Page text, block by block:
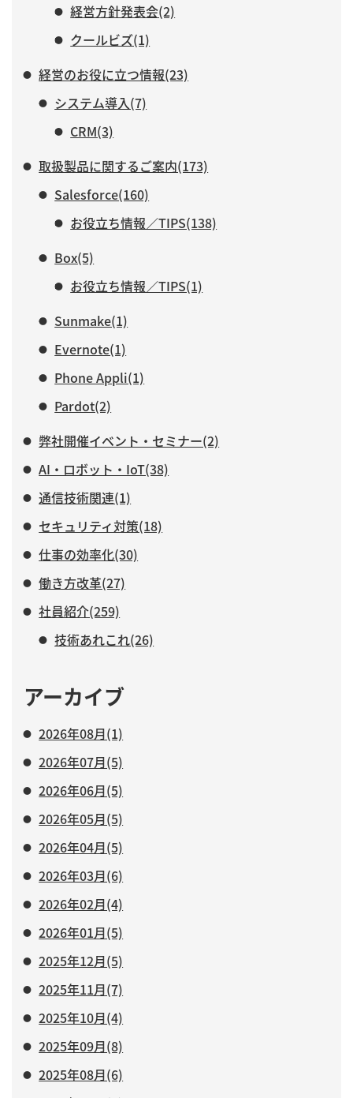
経営方針発表会(2)
クールビズ(1)
経営のお役に立つ情報(23)
システム導入(7)
CRM(3)
取扱製品に関するご案内(173)
Salesforce(160)
お役立ち情報／TIPS(138)
Box(5)
お役立ち情報／TIPS(1)
Sunmake(1)
Evernote(1)
Phone Appli(1)
Pardot(2)
弊社開催イベント・セミナー(2)
AI・ロボット・IoT(38)
通信技術関連(1)
セキュリティ対策(18)
仕事の効率化(30)
働き方改革(27)
社員紹介(259)
技術あれこれ(26)
アーカイブ
2026年08月(1)
2026年07月(5)
2026年06月(5)
2026年05月(5)
2026年04月(5)
2026年03月(6)
2026年02月(4)
2026年01月(5)
2025年12月(5)
2025年11月(7)
2025年10月(4)
2025年09月(8)
2025年08月(6)